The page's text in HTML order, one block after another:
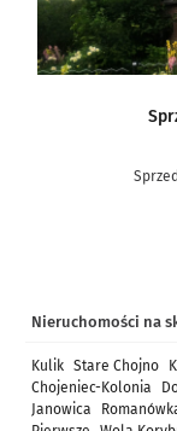
Nieruchomości na
Kulik Stare Chojno
Chojeniec-Kolonia
Janowica